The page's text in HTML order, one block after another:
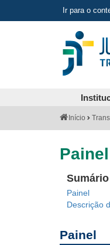
Ir para o
VocêInício
Sumário
Painel
Descrição
Painel